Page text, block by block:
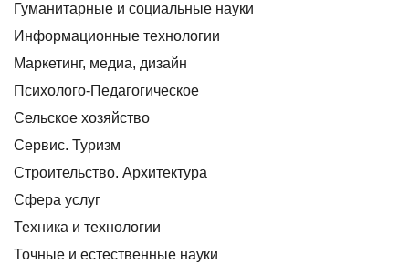
Гуманитарные и социальные науки
Информационные технологии
Маркетинг, медиа, дизайн
Психолого-Педагогическое
Сельское хозяйство
Сервис. Туризм
Строительство. Архитектура
Сфера услуг
Техника и технологии
Точные и естественные науки